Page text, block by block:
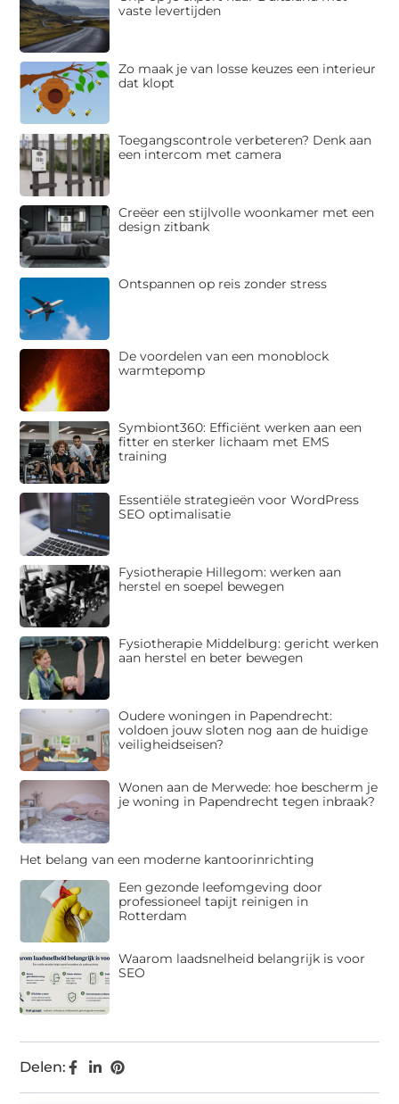
Delen:
vaste levertijden
Zo maak je van losse keuzes een interieur
dat klopt
Toegangscontrole verbeteren? Denk aan
een intercom met camera
Creëer een stijlvolle woonkamer met een
design zitbank
Ontspannen op reis zonder stress
De voordelen van een monoblock
warmtepomp
Symbiont360: Efficiënt werken aan een
fitter en sterker lichaam met EMS
training
Essentiële strategieën voor WordPress
SEO optimalisatie
Fysiotherapie Hillegom: werken aan
herstel en soepel bewegen
Fysiotherapie Middelburg: gericht werken
aan herstel en beter bewegen
Oudere woningen in Papendrecht:
voldoen jouw sloten nog aan de huidige
veiligheidseisen?
Wonen aan de Merwede: hoe bescherm je
je woning in Papendrecht tegen inbraak?
Het belang van een moderne kantoorinrichting
Een gezonde leefomgeving door
professioneel tapijt reinigen in
Rotterdam
Waarom laadsnelheid belangrijk is voor
SEO